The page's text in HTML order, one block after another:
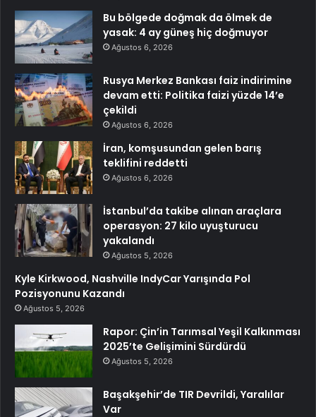
Bu bölgede doğmak da ölmek de
yasak: 4 ay güneş hiç doğmuyor
Ağustos 6, 2026
Rusya Merkez Bankası faiz indirimine
devam etti: Politika faizi yüzde 14’e
çekildi
Ağustos 6, 2026
İran, komşusundan gelen barış
teklifini reddetti
Ağustos 6, 2026
İstanbul’da takibe alınan araçlara
operasyon: 27 kilo uyuşturucu
yakalandı
Ağustos 5, 2026
Kyle Kirkwood, Nashville IndyCar Yarışında Pol
Pozisyonunu Kazandı
Ağustos 5, 2026
Rapor: Çin’in Tarımsal Yeşil Kalkınması
2025’te Gelişimini Sürdürdü
Ağustos 5, 2026
Başakşehir’de TIR Devrildi, Yaralılar
Var